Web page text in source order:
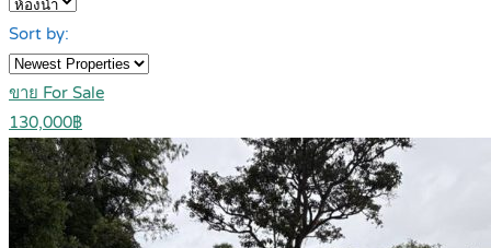
Sort by:
ขาย For Sale
130,000฿